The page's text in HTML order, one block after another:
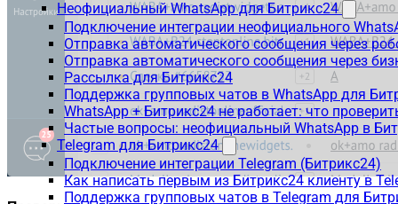
Неофициальный WhatsApp для Битрикс24
Подключение интеграции неофициального
Отправка автоматического сообщения через
Отправка автоматического сообщения через
Рассылка для Битрикс24
Поддержка групповых чатов в WhatsApp для
WhatsApp + Битрикс24 не работает: что
Частые вопросы: неофициальный WhatsApp в
Telegram для Битрикс24
Подключение интеграции Telegram (Битрикс24)
Как написать первым из Битрикс24 клиенту в
Поддержка групповых чатов в Telegram для